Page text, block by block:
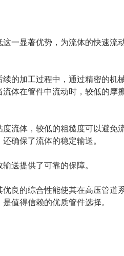
一显著优势，为流体的快速流
的加工过程中，通过精密的机
体在管件中流动时，较低的摩
流体，较低的粗糙度可以避免
确保了流体的稳定输送。
送提供了可靠的保障。
良的综合性能使其在高压管道
值得信赖的优质管件选择。